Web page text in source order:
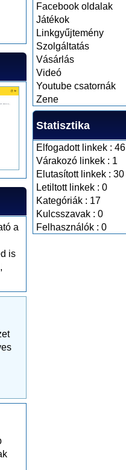
Facebook oldalak
Játékok
Linkgyűjtemény
Szolgáltatás
Vásárlás
Videó
Youtube csatornák
Zene
Statisztika
Elfogadott linkek : 46
Várakozó linkek : 1
Elutasított linkek : 30
Letiltott linkek : 0
Kategóriák : 17
Kulcsszavak : 0
Felhasználók : 0
a
is